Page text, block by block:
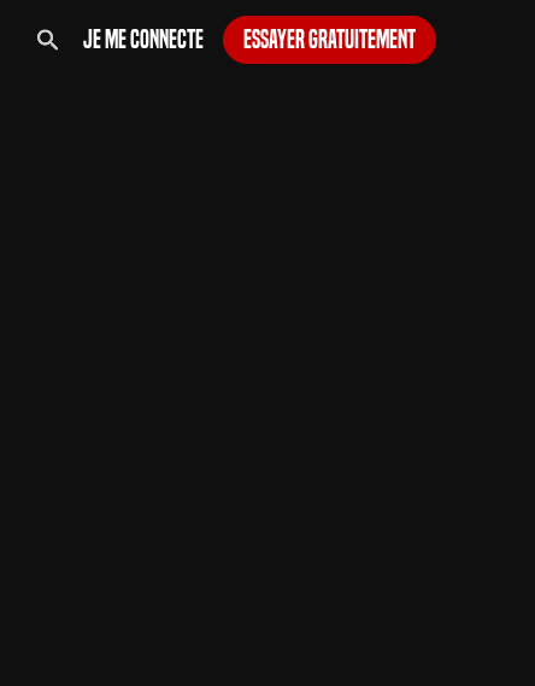
Je me connecte Essayer gratuitement